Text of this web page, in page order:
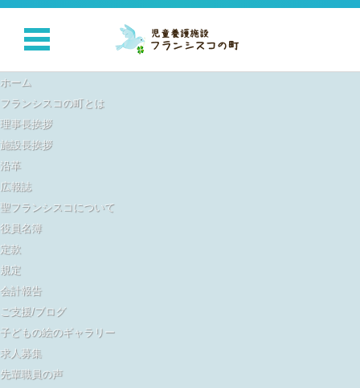
コンテンツに移動
ホーム
フランシスコの町とは
理事長挨拶
施設長挨拶
沿革
広報誌
聖フランシスコについて
役員名簿
定款
規定
会計報告
ご支援/ブログ
子どもの絵のギャラリー
求人募集
先輩職員の声